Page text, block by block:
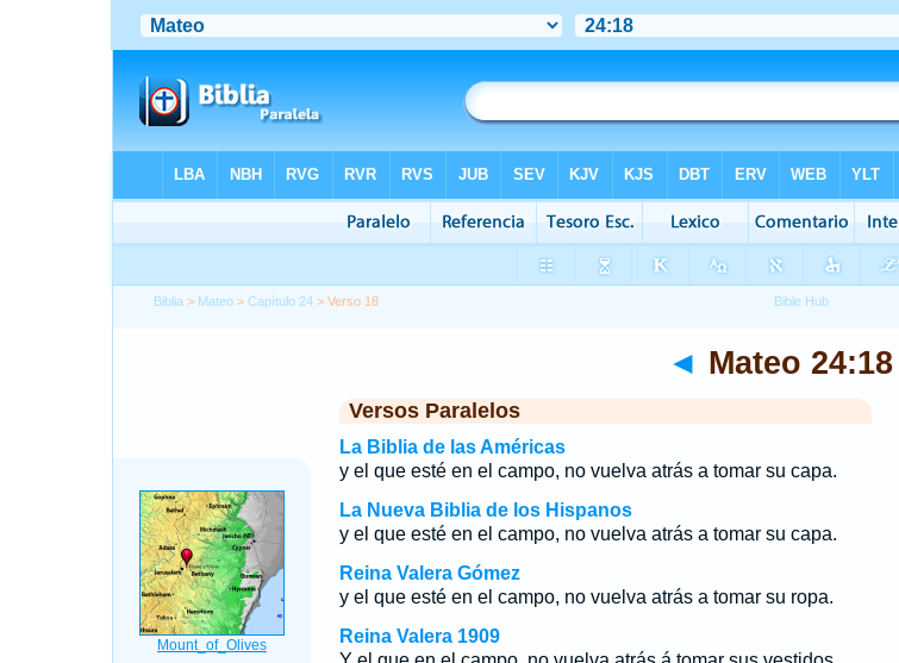
Biblia > Mateo >Capítulo 24 > Verso 18
◄ Mateo 24:18
Versos Paralelos
La Biblia de las Américas
y el que esté en el campo, no vuelva atrás a tomar su capa.
La Nueva Biblia de los Hispanos
y el que esté en el campo, no vuelva atrás a tomar su capa.
Reina Valera Gómez
y el que esté en el campo, no vuelva atrás a tomar su ropa.
Reina Valera 1909